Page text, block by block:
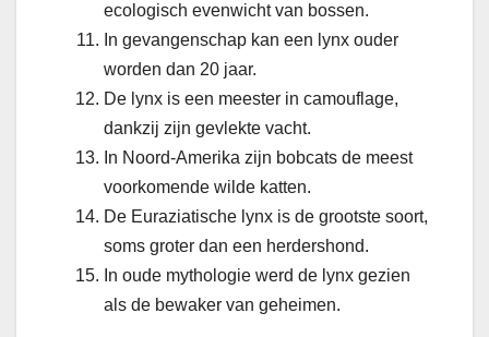
ecologisch evenwicht van bossen.
In gevangenschap kan een lynx ouder
worden dan 20 jaar.
De lynx is een meester in camouflage,
dankzij zijn gevlekte vacht.
In Noord-Amerika zijn bobcats de meest
voorkomende wilde katten.
De Euraziatische lynx is de grootste soort,
soms groter dan een herdershond.
In oude mythologie werd de lynx gezien
als de bewaker van geheimen.